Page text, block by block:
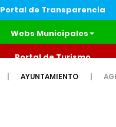
Portal de Transparencia
Webs Municipales
Portal de Turismo
AYUNTAMIENTO